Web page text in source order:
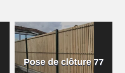
Pose de clôture 77